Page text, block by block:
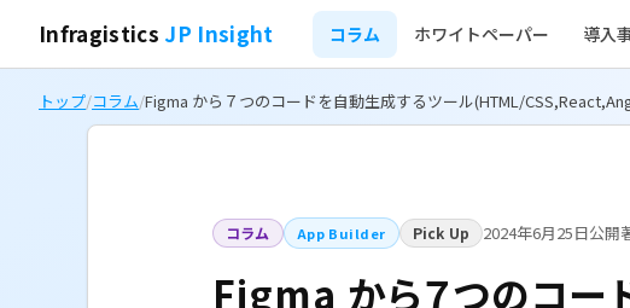
Infragistics JP Insight コラム ホワイトペーパー 導入
トップ/コラム/Figma から７つのコードを自動生成するツール(HTML/
コラム App Builder Pick Up 2024年6月25日公開
Figma から７つのコー